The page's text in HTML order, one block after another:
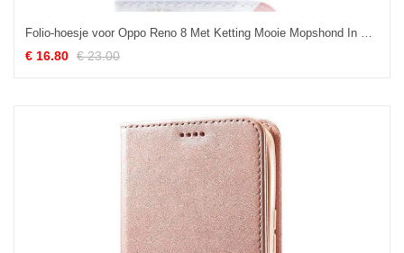
Folio-hoesje voor Oppo Reno 8 Met Ketting Mooie Mopshond In Riem
€ 16.80 € 23.00